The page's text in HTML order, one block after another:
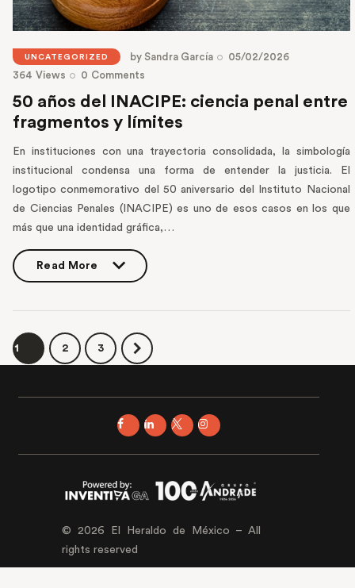
UNCATEGORIZED bySandra García
05/02/2026
364 Views 0 Comments
50 años del INACIPE: ciencia penal entre
fragmentos y límites
En instituciones con una trayectoria consolidada, la simbología
institucional condensa una forma de entender la justicia. El
logotipo conmemorativo del 50 aniversario del Instituto Nacional
de Ciencias Penales (INACIPE) es uno de esos casos en los que
más que una identidad gráfica,…
Read More
1 2 3
© 2026 El Heraldo de México – All
rights reserved